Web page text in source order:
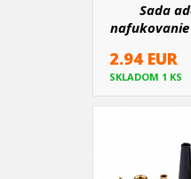
Sada
nafukovanie
2.94 EUR
SKLADOM 1 KS